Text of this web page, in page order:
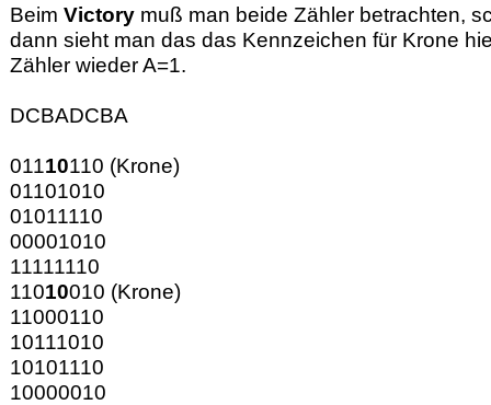
Beim Victory muß man beide Zähler betrachten,
dann sieht man das das Kennzeichen für Krone
Zähler wieder A=1.
DCBADCBA
01110110 (Krone)
01101010
01011110
00001010
11111110
11010010 (Krone)
11000110
10111010
10101110
10000010